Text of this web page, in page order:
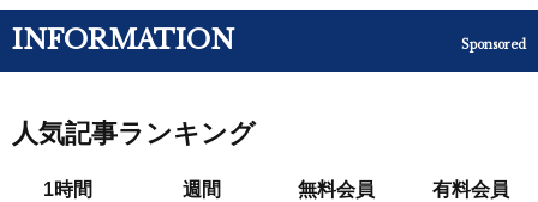
INFORMATION Sponsored
人気記事ランキング
1時間 週間 無料会員 有料会員